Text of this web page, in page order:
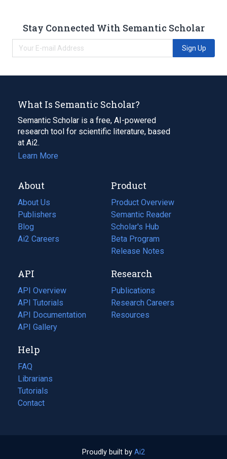
Stay Connected With Semantic Scholar
Sign Up
What Is Semantic Scholar?
Semantic Scholar is a free, AI-powered
research tool for scientific literature, based
at Ai2.
Learn More
About
About Us
Publishers
Blog
(opens
in
tab)
Ai2 Careers
(opens
new
tab)
Product
Product Overview
Semantic Reader
Scholar's Hub
Beta Program
Release Notes
API
API Overview
API Tutorials
API Documentation
(opens
in
new
tab)
API Gallery
Research
Publications
(opens
in
a
Research Careers
(opens
in
Resources
(opens
Help
FAQ
Librarians
Tutorials
Contact
Proudly built by Ai2